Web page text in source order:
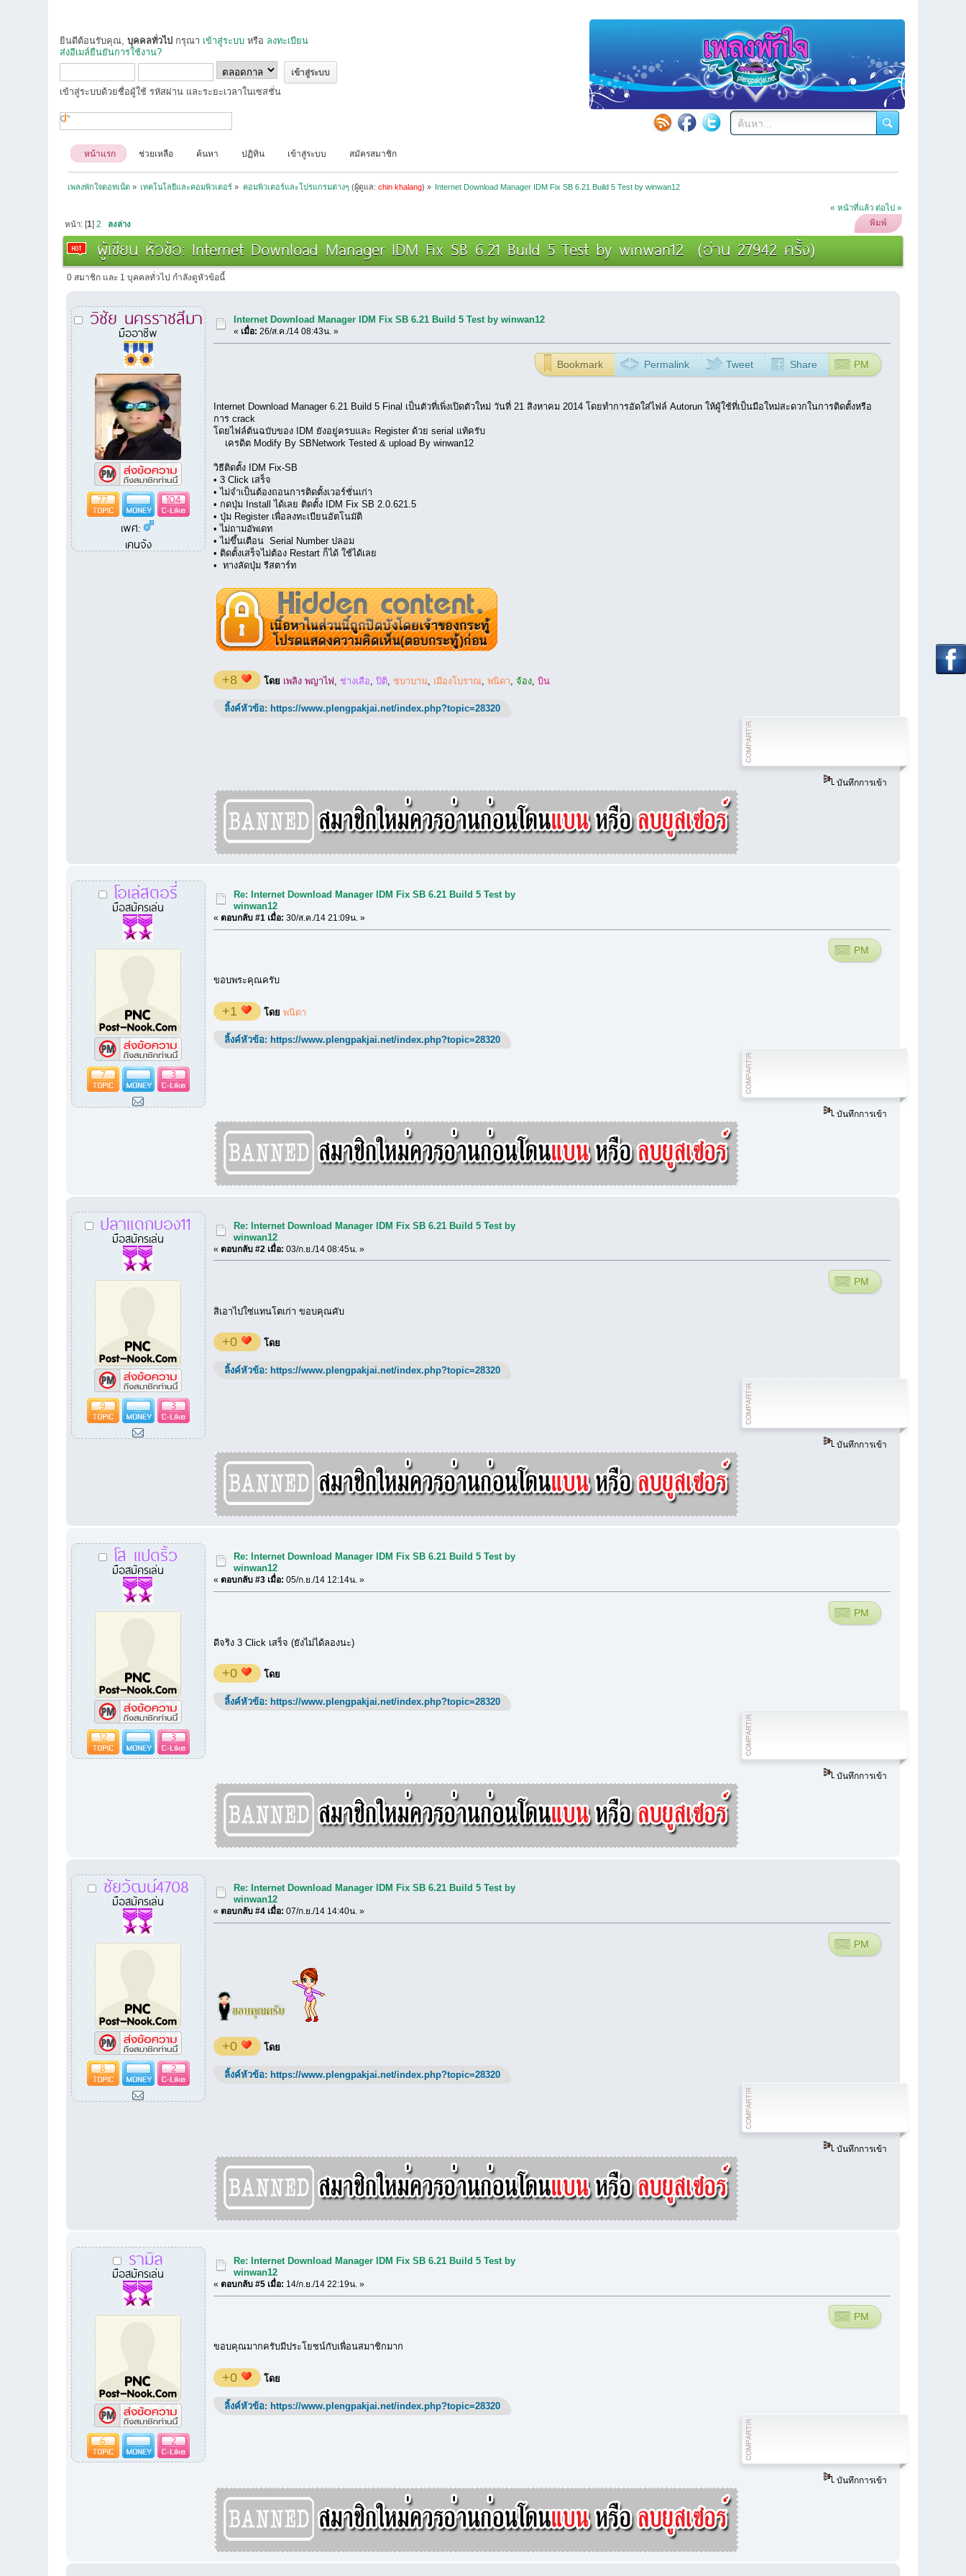
ยินดีต้อนรับคุณ,บุคคลทั่วไป กรุณา เข้าสู่ระบบ หรือ ลงทะเบียน
ส่งอีเมล์ยืนยันการใช้งาน?
เข้าสู่ระบบด้วยชื่อผู้ใช้ รหัสผ่าน และระยะเวลาในเซสชั่น
หน้าแรก ช่วยเหลือ ค้นหา ปฏิทิน เข้าสู่ระบบ สมัครสมาชิก
เพลงพักใจดอทเน็ต» เทคโนโลยีและคอมพิวเตอร์ » คอมพิวเตอร์และโปรแกรมต่างๆ (ผู้ดูแล: chin khalang) » Internet Download Manager IDM Fix SB 6.21 Build 5 Test by winwan12
« หน้าที่แล้ว ต่อไป »
พิมพ์
หน้า: [1] 2 ลงล่าง
ผู้เขียน หัวข้อ: Internet Download Manager IDM Fix SB 6.21 Build 5 Test by winwan12 (อ่าน 27942 ครั้ง)
0 สมาชิก และ 1 บุคคลทั่วไป กำลังดูหัวข้อนี้
วิชัย นครราชสีมา
มืออาชีพ
77
104
เพศ:
เคนจัง
Internet Download Manager IDM Fix SB 6.21 Build 5 Test by winwan12
« เมื่อ: 26/ส.ค./14 08:43น. »
Bookmark Permalink Tweet Share PM
Internet Download Manager 6.21 Build 5 Final เป็นตัวที่เพิ่งเปิดตัวใหม่ วันที่ 21 สิงหาคม 2014 โดยทำการอัดใส่ไฟล์ Autorun ให้ผู้ใช้ที่เป็นมือใหม่สะดวกในการติดตั้งหรือ
การ crack
โดยไฟล์ต้นฉบับของ IDM ยังอยู่ครบและ Register ด้วย serial แท้ครับ
เครดิต Modify By SBNetwork Tested & upload By winwan12
วิธีติดตั้ง IDM Fix-SB
• 3 Click เสร็จ
• ไม่จำเป็นต้องถอนการติดตั้งเวอร์ชั่นเก่า
• กดปุ่ม Install ได้เลย ติดตั้ง IDM Fix SB 2.0.621.5
• ปุ่ม Register เพื่อลงทะเบียนอัตโนมัติ
• ไม่ถามอัพเดท
• ไม่ขึ้นเตือน Serial Number ปลอม
• ติดตั้งเสร็จไม่ต้อง Restart ก็ได้ ใช้ได้เลย
• ทางลัดปุ่ม รีสตาร์ท
+8 โดย เพลิง พญาไฟ ช่างเสือ ปิติ ชบาบาน เมืองโบราณ พนิดา จ้อง บิน
ลิ้งค์หัวข้อ: https://www.plengpakjai.net/index.php?topic=28320
บันทึกการเข้า
โอเล่สตอรี่
มือสมัครเล่น
7 3
Re: Internet Download Manager IDM Fix SB 6.21 Build 5 Test by
winwan12
« ตอบกลับ #1 เมื่อ: 30/ส.ค./14 21:09น. »
PM
ขอบพระคุณครับ
+1 โดย พนิดา
ลิ้งค์หัวข้อ: https://www.plengpakjai.net/index.php?topic=28320
บันทึกการเข้า
ปลาแดกบอง11
มือสมัครเล่น
9 3
Re: Internet Download Manager IDM Fix SB 6.21 Build 5 Test by
winwan12
« ตอบกลับ #2 เมื่อ: 03/ก.ย./14 08:45น. »
PM
สิเอาไปใซ่แทนโตเก่า ขอบคุณคับ
+0 โดย
ลิ้งค์หัวข้อ: https://www.plengpakjai.net/index.php?topic=28320
บันทึกการเข้า
โส แปดริ้ว
มือสมัครเล่น
12 3
Re: Internet Download Manager IDM Fix SB 6.21 Build 5 Test by
winwan12
« ตอบกลับ #3 เมื่อ: 05/ก.ย./14 12:14น. »
PM
ดีจริง 3 Click เสร็จ (ยังไม่ได้ลองนะ)
+0 โดย
ลิ้งค์หัวข้อ: https://www.plengpakjai.net/index.php?topic=28320
บันทึกการเข้า
ชัยวัฒน์4708
มือสมัครเล่น
8 2
Re: Internet Download Manager IDM Fix SB 6.21 Build 5 Test by
winwan12
« ตอบกลับ #4 เมื่อ: 07/ก.ย./14 14:40น. »
PM
+0 โดย
ลิ้งค์หัวข้อ: https://www.plengpakjai.net/index.php?topic=28320
บันทึกการเข้า
รามิล
มือสมัครเล่น
6 2
Re: Internet Download Manager IDM Fix SB 6.21 Build 5 Test by
winwan12
« ตอบกลับ #5 เมื่อ: 14/ก.ย./14 22:19น. »
PM
ขอบคุณมากครับมีประโยชน์กับเพื่อนสมาชิกมาก
+0 โดย
ลิ้งค์หัวข้อ: https://www.plengpakjai.net/index.php?topic=28320
บันทึกการเข้า